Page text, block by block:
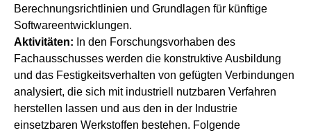
Berechnungsrichtlinien und Grundlagen für künftige
Softwareentwicklungen.
Aktivitäten: In den Forschungsvorhaben des
Fachausschusses werden die konstruktive Ausbildung
und das Festigkeitsverhalten von gefügten Verbindungen
analysiert, die sich mit industriell nutzbaren Verfahren
herstellen lassen und aus den in der Industrie
einsetzbaren Werkstoffen bestehen. Folgende